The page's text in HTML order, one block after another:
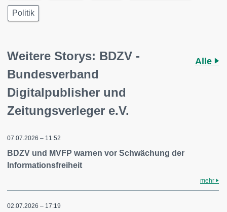
Politik
Weitere Storys: BDZV -
Bundesverband
Digitalpublisher und
Zeitungsverleger e.V.
Alle
07.07.2026 – 11:52
BDZV und MVFP warnen vor Schwächung der
Informationsfreiheit
mehr
02.07.2026 – 17:19